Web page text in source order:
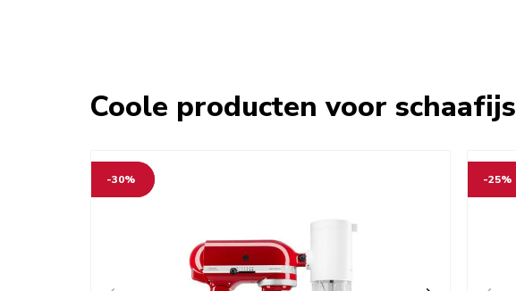
Coole producten voor schaafijs
-30% -25%